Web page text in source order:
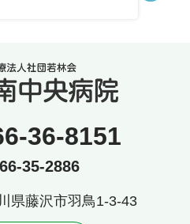
36-8151
35-2886
県藤沢市羽鳥1-3-43